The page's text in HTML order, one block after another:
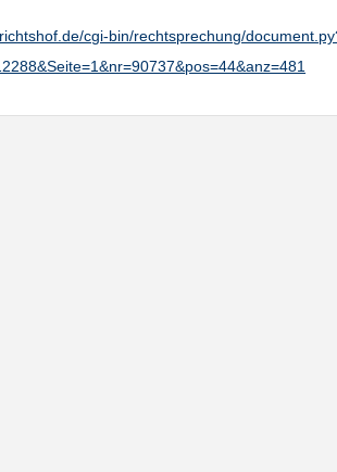
cgi-bin/rechtsprechung/